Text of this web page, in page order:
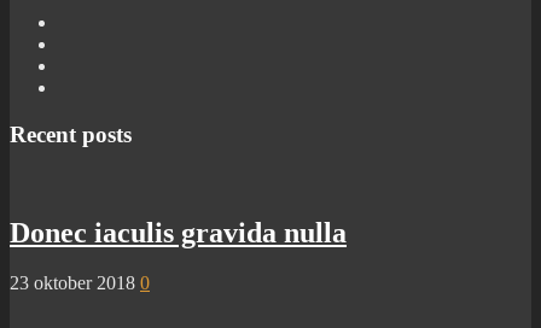
Recent posts
Donec iaculis gravida nulla
23 oktober 2018 0